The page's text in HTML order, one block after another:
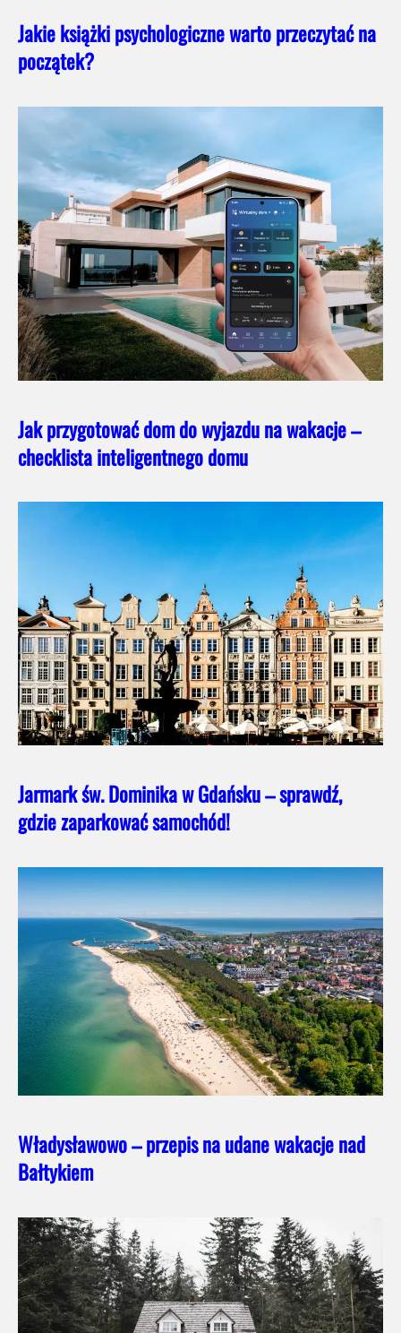
Jakie książki psychologiczne warto przeczytać na
początek?
Jak przygotować dom do wyjazdu na wakacje –
checklista inteligentnego domu
Jarmark św. Dominika w Gdańsku – sprawdź,
gdzie zaparkować samochód!
Władysławowo – przepis na udane wakacje nad
Bałtykiem